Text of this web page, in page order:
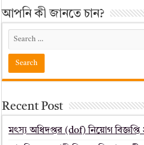
আপনি কী জানতে চান?
Recent Post
মৎস্য অধিদপ্তর (dof) নিয়োগ বিজ্ঞপ্তি